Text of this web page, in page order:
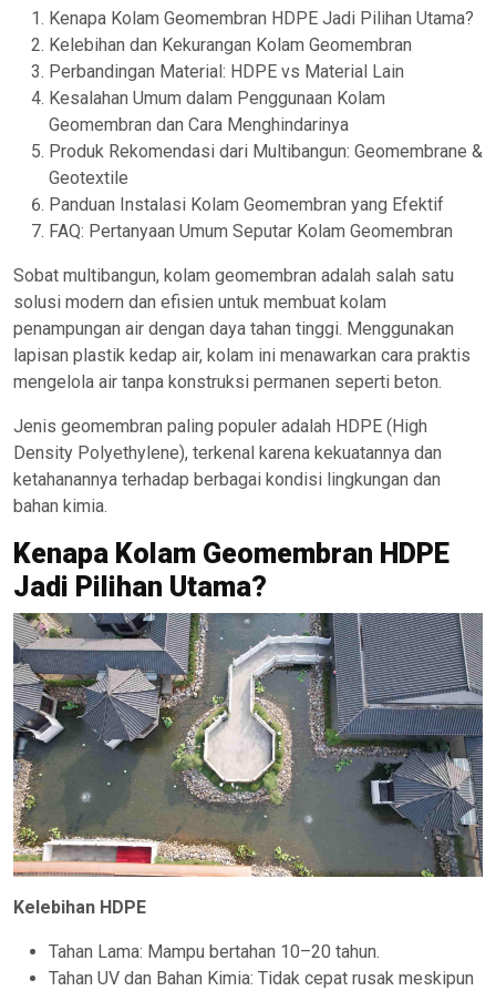
Kenapa Kolam Geomembran HDPE Jadi Pilihan Utama?
Kelebihan dan Kekurangan Kolam Geomembran
Perbandingan Material: HDPE vs Material Lain
Kesalahan Umum dalam Penggunaan Kolam
Geomembran dan Cara Menghindarinya
Produk Rekomendasi dari Multibangun: Geomembrane &
Geotextile
Panduan Instalasi Kolam Geomembran yang Efektif
FAQ: Pertanyaan Umum Seputar Kolam Geomembran
Sobat multibangun, kolam geomembran adalah salah satu
solusi modern dan efisien untuk membuat kolam
penampungan air dengan daya tahan tinggi. Menggunakan
lapisan plastik kedap air, kolam ini menawarkan cara praktis
mengelola air tanpa konstruksi permanen seperti beton.
Jenis geomembran paling populer adalah HDPE (High
Density Polyethylene), terkenal karena kekuatannya dan
ketahanannya terhadap berbagai kondisi lingkungan dan
bahan kimia.
Kenapa Kolam Geomembran HDPE
Jadi Pilihan Utama?
Kelebihan HDPE
Tahan Lama: Mampu bertahan 10–20 tahun.
Tahan UV dan Bahan Kimia: Tidak cepat rusak meskipun